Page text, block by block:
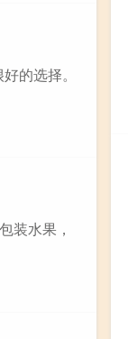
的选择。
装水果，